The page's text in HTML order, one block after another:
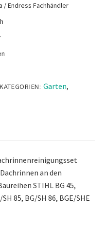
/ Endress Fachhändler
KATEGORIEN: Garten,
an den
STIHL BG 45,
85, BG/SH 86, BGE/SHE